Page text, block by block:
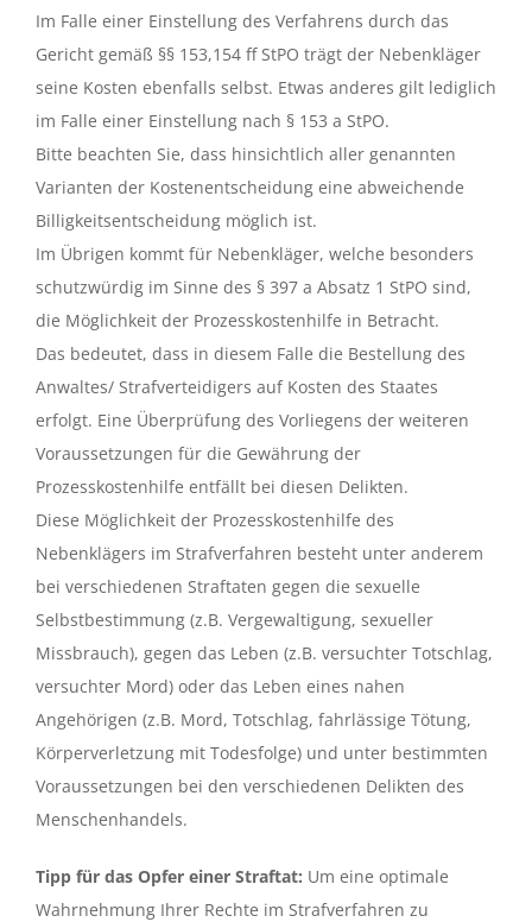
Im Falle einer Einstellung des Verfahrens durch das
Gericht gemäß §§ 153,154 ff StPO trägt der Nebenkläger
seine Kosten ebenfalls selbst. Etwas anderes gilt lediglich
im Falle einer Einstellung nach § 153 a StPO.
Bitte beachten Sie, dass hinsichtlich aller genannten
Varianten der Kostenentscheidung eine abweichende
Billigkeitsentscheidung möglich ist.
Im Übrigen kommt für Nebenkläger, welche besonders
schutzwürdig im Sinne des § 397 a Absatz 1 StPO sind,
die Möglichkeit der Prozesskostenhilfe in Betracht.
Das bedeutet, dass in diesem Falle die Bestellung des
Anwaltes/ Strafverteidigers auf Kosten des Staates
erfolgt. Eine Überprüfung des Vorliegens der weiteren
Voraussetzungen für die Gewährung der
Prozesskostenhilfe entfällt bei diesen Delikten.
Diese Möglichkeit der Prozesskostenhilfe des
Nebenklägers im Strafverfahren besteht unter anderem
bei verschiedenen Straftaten gegen die sexuelle
Selbstbestimmung (z.B. Vergewaltigung, sexueller
Missbrauch), gegen das Leben (z.B. versuchter Totschlag,
versuchter Mord) oder das Leben eines nahen
Angehörigen (z.B. Mord, Totschlag, fahrlässige Tötung,
Körperverletzung mit Todesfolge) und unter bestimmten
Voraussetzungen bei den verschiedenen Delikten des
Menschenhandels.
Tipp für das Opfer einer Straftat: Um eine optimale
Wahrnehmung Ihrer Rechte im Strafverfahren zu